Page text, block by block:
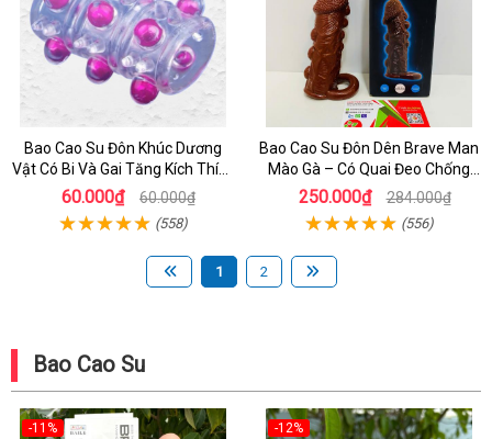
Bao Cao Su Đôn Khúc Dương
Vật Có Bi Và Gai Tăng Kích Thích
Khi Quan Hệ
60.000₫ 60.000₫
(558)
Bao Cao Su Đôn Dên Brave Man
Mào Gà – Có Quai Đeo Chống
Tuột, Tăng Khoái Cảm Cho Nam
250.000₫ 284.000₫
(556)
1 2
Bao Cao Su
-11%
-12%